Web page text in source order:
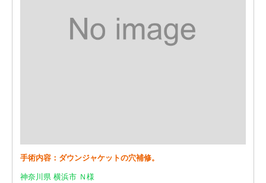
手術内容：ダウンジャケットの穴補修。
神奈川県 横浜市 Ｎ様